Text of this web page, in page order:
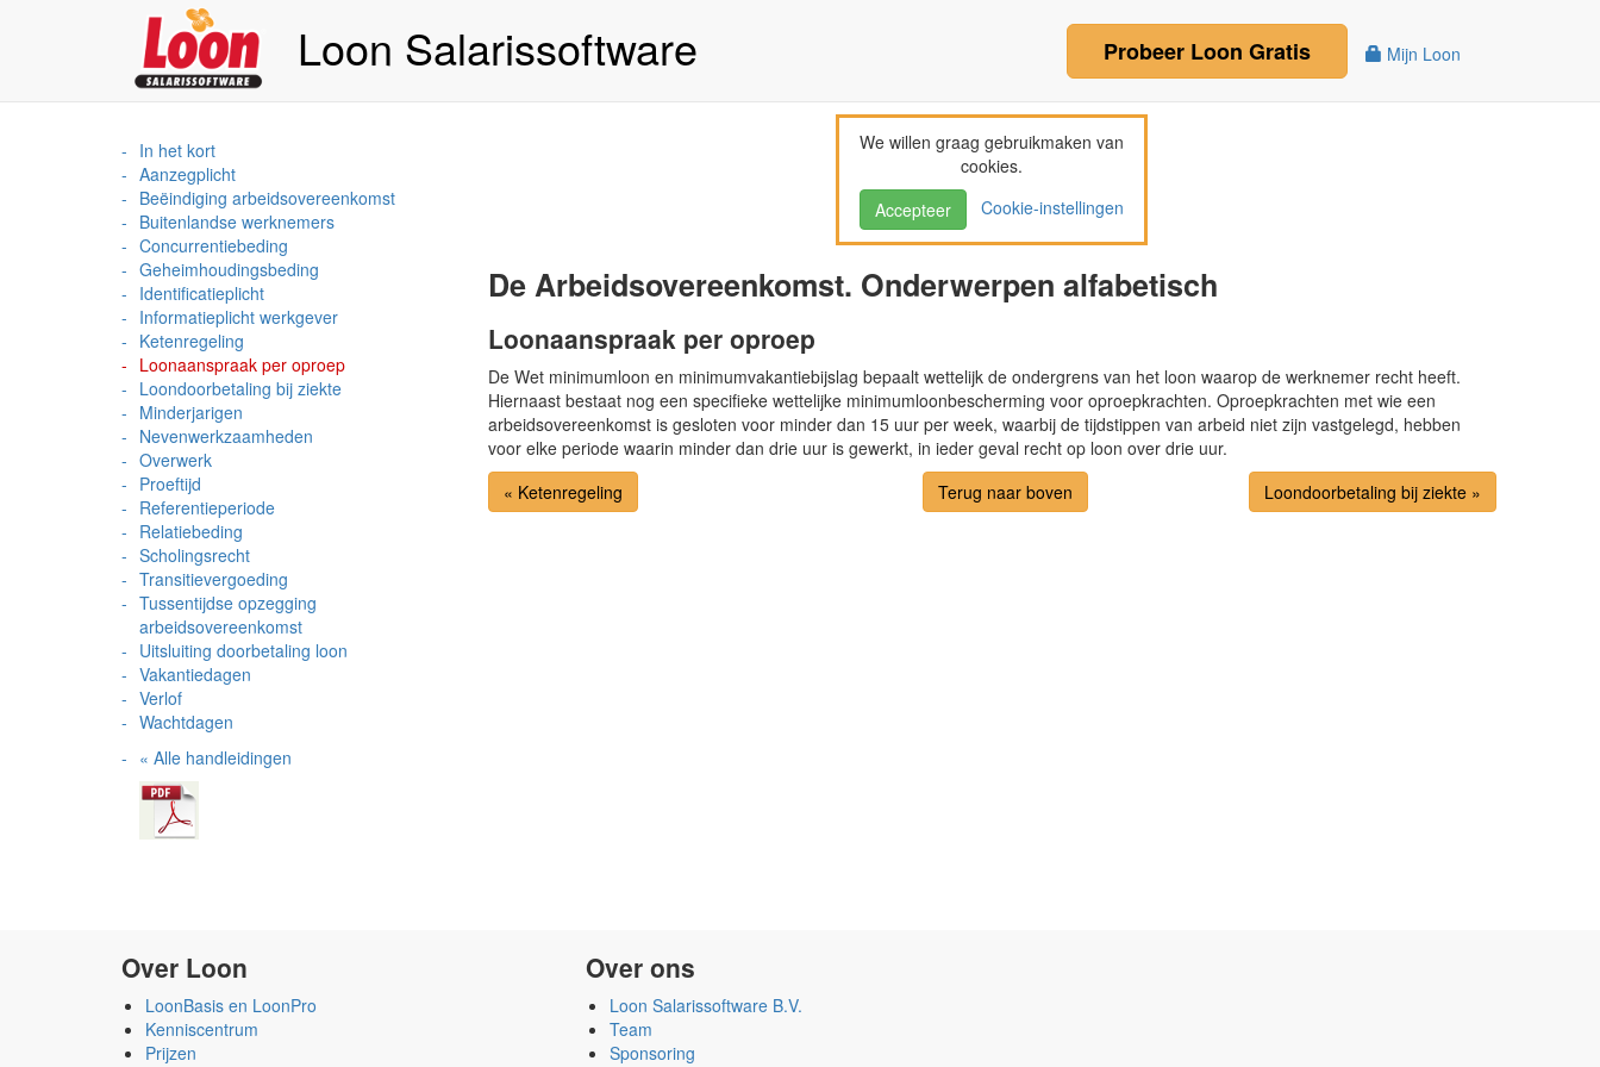
Loon Salarissoftware Mijn Loon
Probeer Loon Gratis
In het kort
Aanzegplicht
Beëindiging arbeidsovereenkomst
Buitenlandse werknemers
Concurrentiebeding
Geheimhoudingsbeding
Identificatieplicht
Informatieplicht werkgever
Ketenregeling
Loonaanspraak per oproep
Loondoorbetaling bij ziekte
Minderjarigen
Nevenwerkzaamheden
Overwerk
Proeftijd
Referentieperiode
Relatiebeding
Scholingsrecht
Transitievergoeding
Tussentijdse opzegging
arbeidsovereenkomst
Uitsluiting doorbetaling loon
Vakantiedagen
Verlof
Wachtdagen
« Alle handleidingen
We willen graag gebruikmaken van
cookies.
Accepteer
Cookie-instellingen
De Arbeidsovereenkomst. Onderwerpen alfabetisch
Loonaanspraak per oproep
De Wet minimumloon en minimumvakantiebijslag bepaalt wettelijk de ondergrens van het loon waarop de werknemer recht heeft.
Hiernaast bestaat nog een specifieke wettelijke minimumloonbescherming voor oproepkrachten. Oproepkrachten met wie een
arbeidsovereenkomst is gesloten voor minder dan 15 uur per week, waarbij de tijdstippen van arbeid niet zijn vastgelegd, hebben
voor elke periode waarin minder dan drie uur is gewerkt, in ieder geval recht op loon over drie uur.
« Ketenregeling
Terug naar boven Loondoorbetaling bij ziekte »
Over Loon
LoonBasis en LoonPro
Kenniscentrum
Prijzen
Over ons
Loon Salarissoftware B.V.
Team
Sponsoring